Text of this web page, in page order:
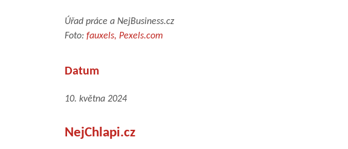
Úřad práce a NejBusiness.cz
Foto: fauxels, Pexels.com
Datum
10. května 2024
NejChlapi.cz